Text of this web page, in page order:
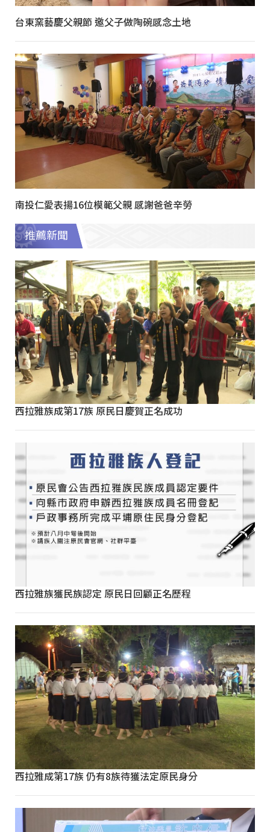
台東窯藝慶父親節 邀父子做陶碗感念土地
南投仁愛表揚16位模範父親 感謝爸爸辛勞
推薦新聞
西拉雅族成第17族 原民日慶賀正名成功
西拉雅族獲民族認定 原民日回顧正名歷程
西拉雅成第17族 仍有8族待獲法定原民身分